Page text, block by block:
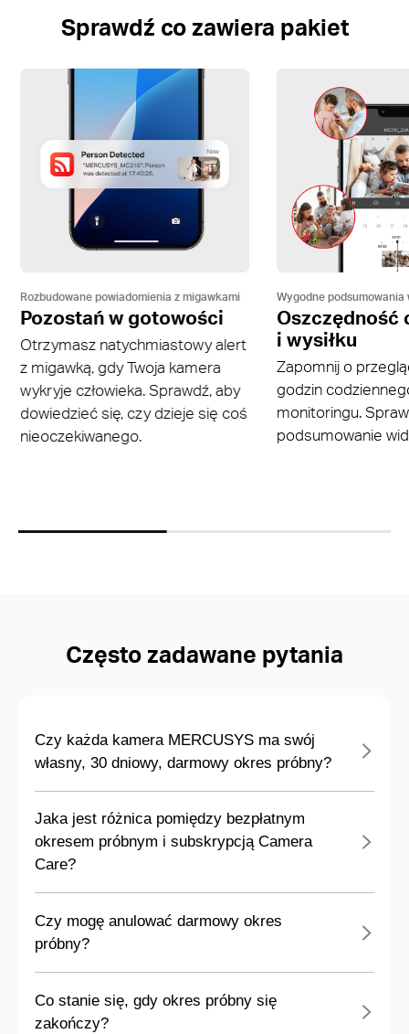
Sprawdź co zawiera pakiet
Rozbudowane powiadomienia z migawkami
Pozostań w gotowości
Otrzymasz natychmiastowy alert
z migawką, gdy Twoja kamera
wykryje człowieka. Sprawdź, aby
dowiedzieć się, czy dzieje się coś
nieoczekiwanego.
Wygodne podsumowania
Oszczędność
i wysiłku
Zapomnij o
godzin
monitoringu.
podsumowanie
Często zadawane pytania
Czy każda kamera MERCUSYS ma swój
własny, 30 dniowy, darmowy okres próbny?
Jaka jest różnica pomiędzy bezpłatnym
okresem próbnym i subskrypcją Camera
Care?
Czy mogę anulować darmowy okres
próbny?
Co stanie się, gdy okres próbny się
zakończy?